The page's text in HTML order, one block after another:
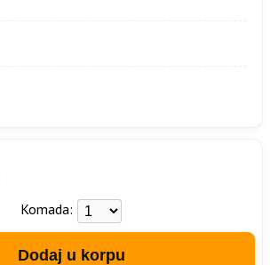
Komada:
Dodaj u korpu